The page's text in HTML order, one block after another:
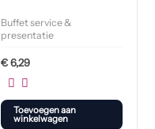
Buffet service &
presentatie
€6,29
Toevoegen aan
winkelwagen